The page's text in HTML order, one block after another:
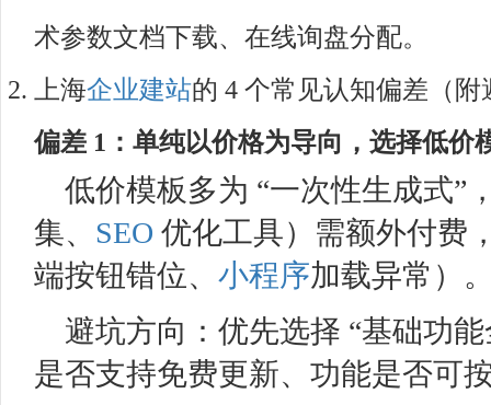
术参数文档下载、在线询盘分配。​
上海企业建站的 4 个常见认知偏差（附
偏差 1：单纯以价格为导向，选择低价
低价模板多为 “一次性生成式”
集、 SEO 优化工具）需额外付费
端按钮错位、 小程序加载异常）
避坑方向：优先选择 “基础功
是否支持免费更新、功能是否可